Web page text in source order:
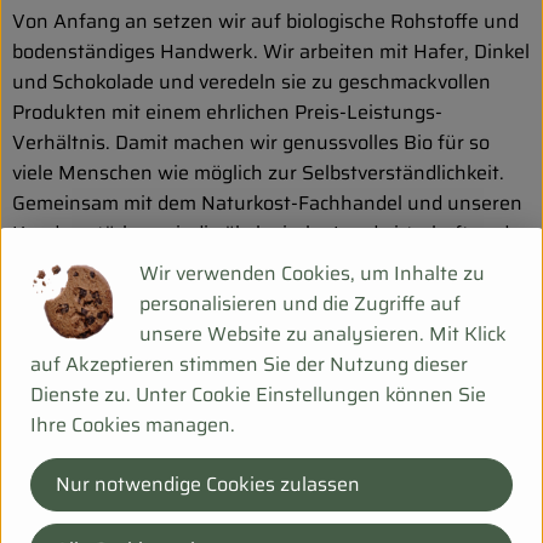
Von Anfang an setzen wir auf biologische Rohstoffe und
bodenständiges Handwerk. Wir arbeiten mit Hafer, Dinkel
und Schokolade und veredeln sie zu geschmackvollen
Produkten mit einem ehrlichen Preis-Leistungs-
Verhältnis. Damit machen wir genussvolles Bio für so
viele Menschen wie möglich zur Selbstverständlichkeit.
Gemeinsam mit dem Naturkost-Fachhandel und unseren
Kunden stärken wir die ökologische Landwirtschaft und
schaffen eine wichtige Voraussetzung für die Sicherung
einer artenreichen und lebenswerten Umwelt.
Wir verwenden Cookies, um Inhalte zu
personalisieren und die Zugriffe auf
unsere Website zu analysieren. Mit Klick
auf Akzeptieren stimmen Sie der Nutzung dieser
Dienste zu. Unter Cookie Einstellungen können Sie
Ihre Cookies managen.
Nur notwendige Cookies zulassen